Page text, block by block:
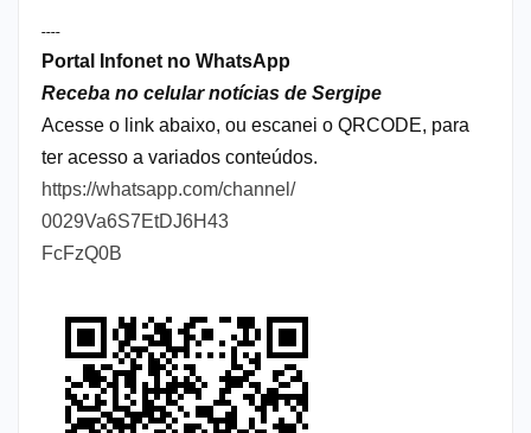
----
Portal Infonet no WhatsApp
Receba no celular notícias de Sergipe
Acesse o link abaixo, ou escanei o QRCODE, para
ter acesso a variados conteúdos.
https://whatsapp.com/channel/
0029Va6S7EtDJ6H43
FcFzQ0B